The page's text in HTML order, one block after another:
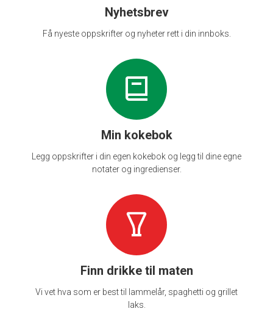
Nyhetsbrev
Få nyeste oppskrifter og nyheter rett i din innboks.
Min kokebok
Legg oppskrifter i din egen kokebok og legg til dine egne
notater og ingredienser.
Finn drikke til maten
Vi vet hva som er best til lammelår, spaghetti og grillet
laks.